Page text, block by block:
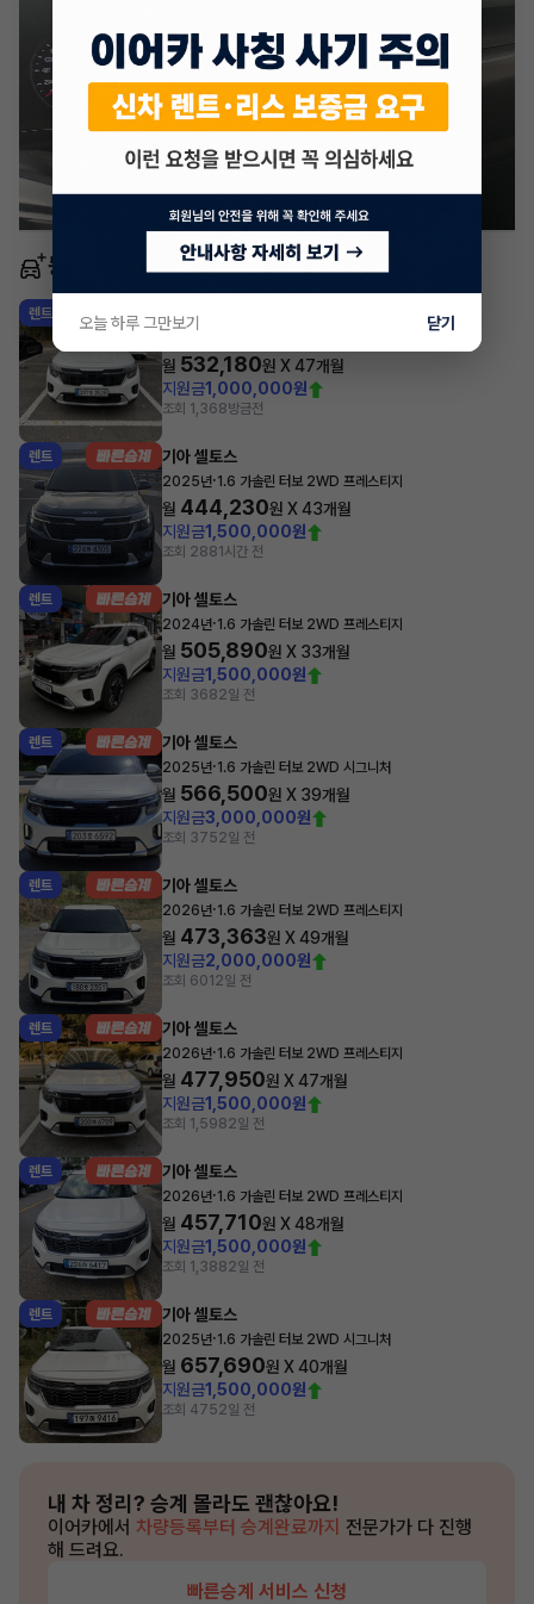
동일 차종 이어카
렌트 기아 셀토스
월 532,180원 X47개월
지원금1,000,000원
조회 1,368방금전
렌트 기아 셀토스
2025년·1.6 가솔린 터보 2WD 프레스티지
월 444,230원 X43개월
지원금1,500,000원
조회 2881시간 전
렌트 기아 셀토스
2024년·1.6 가솔린 터보 2WD 프레스티지
월 505,890원 X 33개월
지원금1,500,000원
조회 3682일 전
렌트 기아 셀토스
2025년·1.6 가솔린 터보 2WD 시그니처
월 566,500원 X 39개월
지원금3,000,000원
조회 3752일 전
렌트 기아 셀토스
2026년·1.6 가솔린 터보 2WD 프레스티지
월 473,363원 X49개월
지원금2,000,000원
조회 601 2일 전
렌트 기아 셀토스
2026년·1.6 가솔린 터보 2WD 프레스티지
월 477,950원 X47개월
지원금1,500,000원
조회 1,5982일 전
렌트 기아 셀토스
2026년·1.6 가솔린 터보 2WD 프레스티지
월 457,710원 X48개월
지원금1,500,000원
조회 1,3882일 전
렌트 기아 셀토스
2025년·1.6 가솔린 터보 2WD 시그니처
월 657,690원 X40개월
지원금1,500,000원
조회 4752일 전
내 차 정리? 승계 몰라도 괜찮아요!
이어카에서 차량등록부터 승계완료까지 전문가가 다 진행
해 드려요.
빠른승계 서비스 신청
오늘 하루 그만보기 닫기